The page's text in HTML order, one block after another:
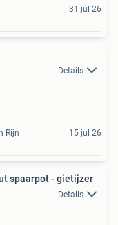
31 jul 26
Details
Rijn 15 jul 26
spaarpot - gietijzer
Details